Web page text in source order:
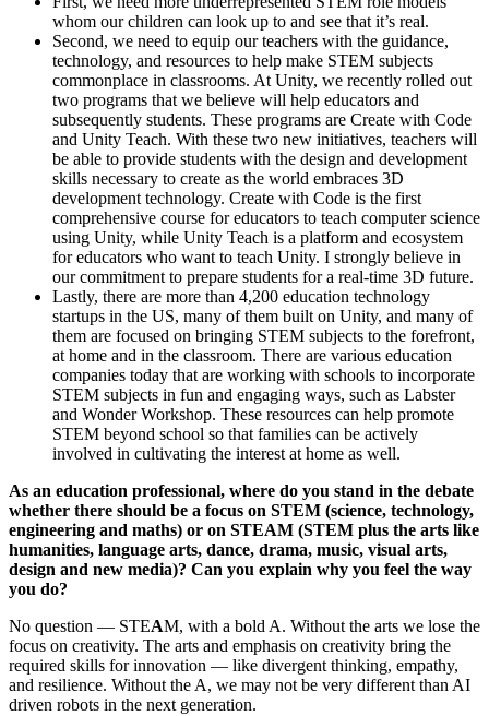
whom our children can look up to and see that it’s real.
Second, we need to equip our teachers with the guidance,
technology, and resources to help make STEM subjects
commonplace in classrooms. At Unity, we recently rolled out
two programs that we believe will help educators and
subsequently students. These programs are Create with Code
and Unity Teach. With these two new initiatives, teachers will
be able to provide students with the design and development
skills necessary to create as the world embraces 3D
development technology. Create with Code is the first
comprehensive course for educators to teach computer science
using Unity, while Unity Teach is a platform and ecosystem
for educators who want to teach Unity. I strongly believe in
our commitment to prepare students for a real-time 3D future.
Lastly, there are more than 4,200 education technology
startups in the US, many of them built on Unity, and many of
them are focused on bringing STEM subjects to the forefront,
at home and in the classroom. There are various education
companies today that are working with schools to incorporate
STEM subjects in fun and engaging ways, such as Labster
and Wonder Workshop. These resources can help promote
STEM beyond school so that families can be actively
involved in cultivating the interest at home as well.
As an education professional, where do you stand in the debate
whether there should be a focus on STEM (science, technology,
engineering and maths) or on STEAM (STEM plus the arts like
humanities, language arts, dance, drama, music, visual arts,
design and new media)? Can you explain why you feel the way
you do?
No question — STEAM, with a bold A. Without the arts we lose the
focus on creativity. The arts and emphasis on creativity bring the
required skills for innovation — like divergent thinking, empathy,
and resilience. Without the A, we may not be very different than AI
driven robots in the next generation.